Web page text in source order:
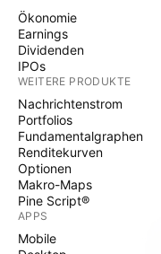
Ökonomie
Earnings
Dividenden
IPOs
WEITERE PRODUKTE
Nachrichtenstrom
Portfolios
Fundamentalgraphen
Renditekurven
Optionen
Makro-Maps
Pine Script®
APPS
Mobile